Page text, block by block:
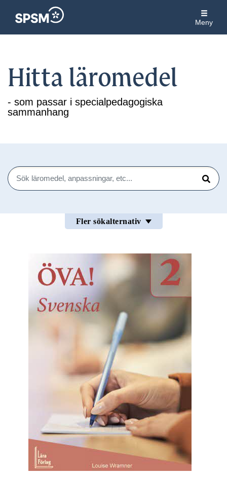
Meny
Hitta läromedel
- som passar i specialpedagogiska
sammanhang
Sök
Sök
Fler sökalternativ